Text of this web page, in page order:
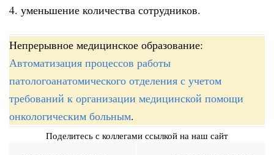
4. уменьшение количества сотрудников.
Непрерывное медицинское образование:
Автоматизация процессов работы
патологоанатомического отделения с учетом
требований к организации медицинской помощи
онкологическим больным.
Поделитесь с коллегами ссылкой на наш сайт